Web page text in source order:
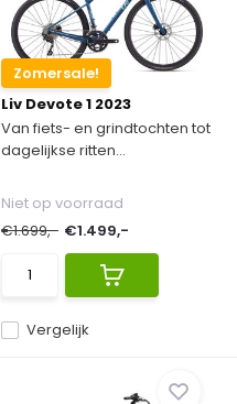
Zomersale!
Liv Devote 1 2023
Van fiets- en grindtochten tot
dagelijkse ritten...
Vergelijk
Niet op voorraad
€1.699,- €1.499,-